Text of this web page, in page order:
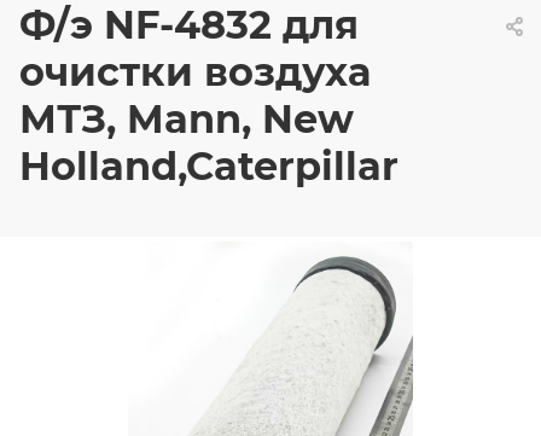
Ф/э NF-4832 для
очистки воздуха
МТЗ, Mann, New
Holland,Caterpillar